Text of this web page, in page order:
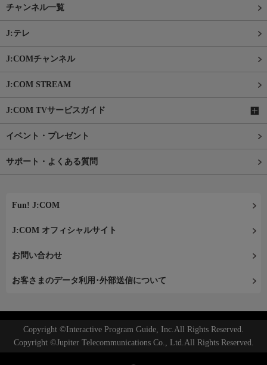
チャンネル一覧
J:テレ
J:COMチャンネル
J:COM STREAM
J:COM TVサービスガイド
イベント・プレゼント
サポート・よくある質問
Fun! J:COM
J:COM オフィシャルサイト
お問い合わせ
お客さまのデータ利用･外部送信について
Copyright ©Interactive Program Guide, Inc.All Rights Reserved.
Copyright ©Jupiter Telecommunications Co., Ltd.All Rights Reserved.